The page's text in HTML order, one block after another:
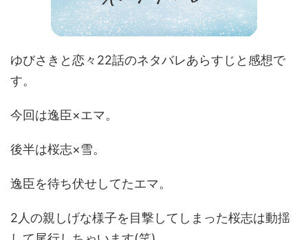
ゆびさきと恋々22話のネタバレあらすじと感想で
す。
今回は逸臣×エマ。
後半は桜志×雪。
逸臣を待ち伏せしてたエマ。
2人の親しげな様子を目撃してしまった桜志は動揺